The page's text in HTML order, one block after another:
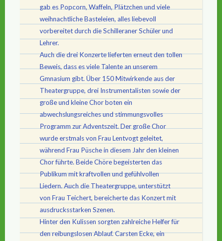
gab es Popcorn, Waffeln, Plätzchen und viele
weihnachtliche Basteleien, alles liebevoll
vorbereitet durch die Schilleraner Schüler und
Lehrer.
Auch die drei Konzerte lieferten erneut den tollen
Beweis, dass es viele Talente an unserem
Gmnasium gibt. Über 150 Mitwirkende aus der
Theatergruppe, drei Instrumentalisten sowie der
große und kleine Chor boten ein
abwechslungsreiches und stimmungsvolles
Programm zur Adventszeit. Der große Chor
wurde erstmals von Frau Lentvogt geleitet,
während Frau Püsche in diesem Jahr den kleinen
Chor führte. Beide Chöre begeisterten das
Publikum mit kraftvollen und gefühlvollen
Liedern. Auch die Theatergruppe, unterstützt
von Frau Teichert, bereicherte das Konzert mit
ausdrucksstarken Szenen.
Hinter den Kulissen sorgten zahlreiche Helfer für
den reibungslosen Ablauf. Carsten Ecke, ein